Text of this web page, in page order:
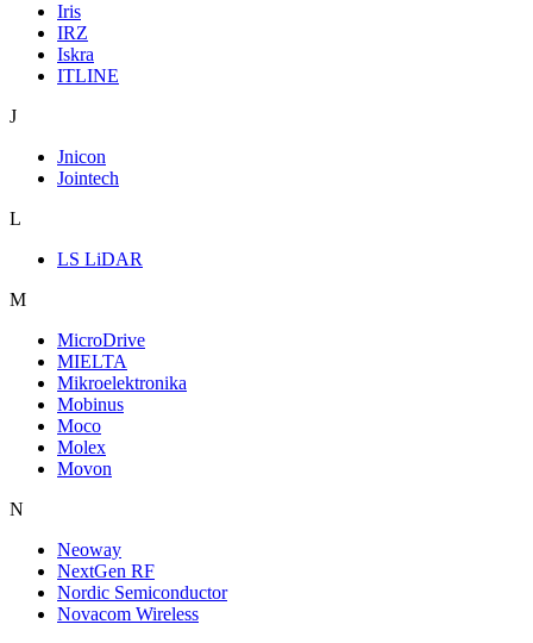
Iris
IRZ
Iskra
ITLINE
J
Jnicon
Jointech
L
LS LiDAR
M
MicroDrive
MIELTA
Mikroelektronika
Mobinus
Moco
Molex
Movon
N
Neoway
NextGen RF
Nordic Semiconductor
Novacom Wireless